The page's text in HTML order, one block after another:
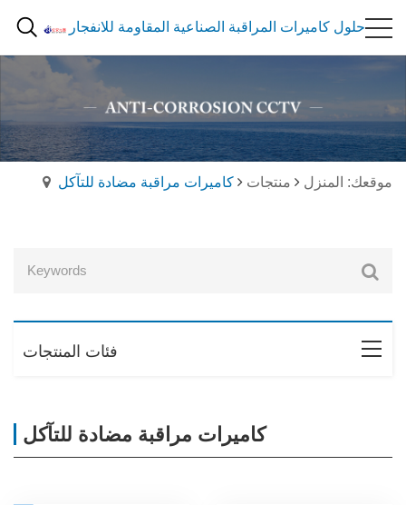
حلول كاميرات المراقبة الصناعية المقاومة للانفجار
موقعك: المنزل منتجات كاميرات مراقبة مضادة للتآكل
فئات المنتجات
كاميرات مراقبة مضادة للتآكل